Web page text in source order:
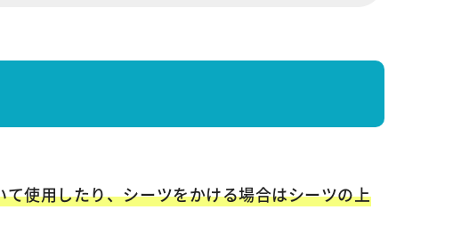
使用したり、シーツをかける場合はシーツの上